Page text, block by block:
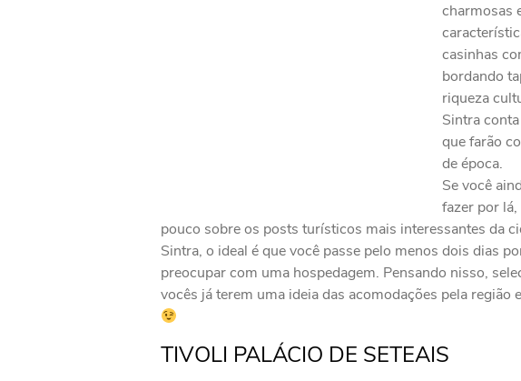
charmosas
casinhas
bordando
riqueza
Sintra
que farão
de época.
Se você
fazer por lá,
pouco sobre os posts turísticos mais interessantes da
Sintra, o ideal é que você passe pelo menos dois dias
preocupar com uma hospedagem. Pensando nisso,
vocês já terem uma ideia das acomodações pela região
TIVOLI PALÁCIO DE SETEAIS